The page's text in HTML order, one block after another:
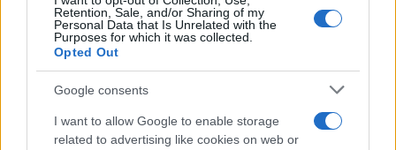
Retention, Sale, and/or Sharing of my
Personal Data that Is Unrelated with the
Purposes for which it was collected.
Opted Out
Google consents
I want to allow Google to enable storage
related to advertising like cookies on web or